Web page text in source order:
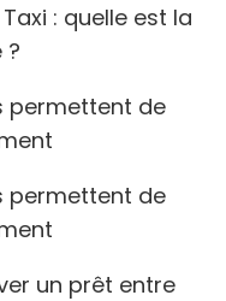
: quelle est la
?
permettent de
permettent de
un prêt entre